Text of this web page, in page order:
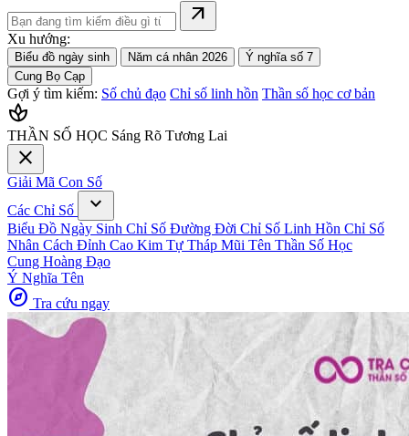
arrow_outward
Xu hướng:
Biểu đồ ngày sinh Năm cá nhân 2026
Ý nghĩa số 7
Cung Bọ Cạp
Gợi ý tìm kiếm: Số chủ đạo Chỉ số linh hồn Thần số học cơ bản
spa
THẦN SỐ HỌC Sáng Rõ Tương Lai
close
Giải Mã Con Số
Các Chỉ Số
expand_more
Biểu Đồ Ngày Sinh Chỉ Số Đường Đời Chỉ Số Linh Hồn Chỉ Số
Nhân Cách Đỉnh Cao Kim Tự Tháp Mũi Tên Thần Số Học
Cung Hoàng Đạo
Ý Nghĩa Tên
explore Tra cứu ngay